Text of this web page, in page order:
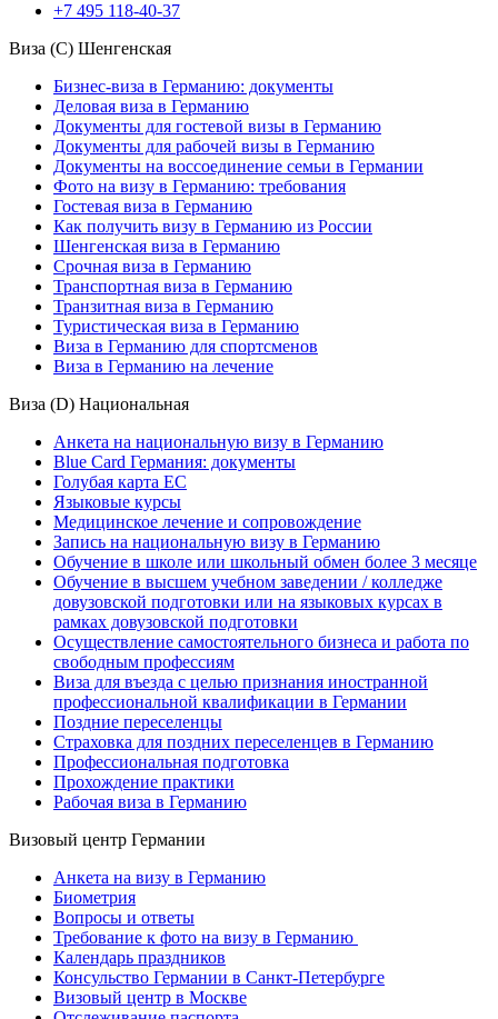
+7 495 118-40-37
Виза (C) Шенгенская
Бизнес-виза в Германию: документы
Деловая виза в Германию
Документы для гостевой визы в Германию
Документы для рабочей визы в Германию
Документы на воссоединение семьи в Германии
Фото на визу в Германию: требования
Гостевая виза в Германию
Как получить визу в Германию из России
Шенгенская виза в Германию
Срочная виза в Германию
Транспортная виза в Германию
Транзитная виза в Германию
Туристическая виза в Германию
Виза в Германию для спортсменов
Виза в Германию на лечение
Виза (D) Национальная
Анкета на национальную визу в Германию
Blue Card Германия: документы
Голубая карта ЕС
Языковые курсы
Медицинское лечение и сопровождение
Запись на национальную визу в Германию
Обучение в школе или школьный обмен более 3 месяце
Обучение в высшем учебном заведении / колледже
довузовской подготовки или на языковых курсах в
рамках довузовской подготовки
Осуществление самостоятельного бизнеса и работа по
свободным профессиям
Виза для въезда с целью признания иностранной
профессиональной квалификации в Германии
Поздние переселенцы
Страховка для поздних переселенцев в Германию
Профессиональная подготовка
Прохождение практики
Рабочая виза в Германию
Визовый центр Германии
Анкета на визу в Германию
Биометрия
Вопросы и ответы
Требование к фото на визу в Германию
Календарь праздников
Консульство Германии в Санкт-Петербурге
Визовый центр в Москве